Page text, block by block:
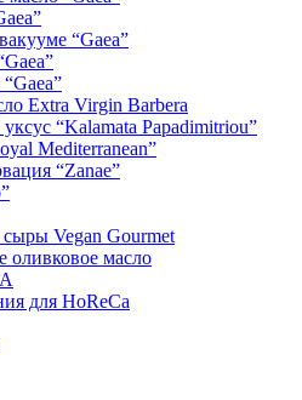
“Gaea”
Extra Virgin Barbera
“Kalamata Papadimitriou”
Mediterranean”
“Zanae”
сыры Vegan Gourmet
оливковое масло
для HoReCa